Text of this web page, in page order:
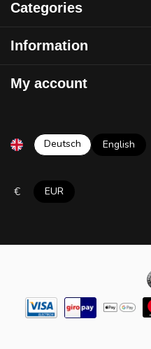
Categories
Information
My account
Deutsch English
€ EUR